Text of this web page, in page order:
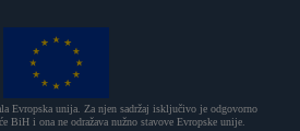
Evropska unija. Za njen sadržaj isključivo je odgovorno
BiH i ona ne odražava nužno stavove Evropske unije.